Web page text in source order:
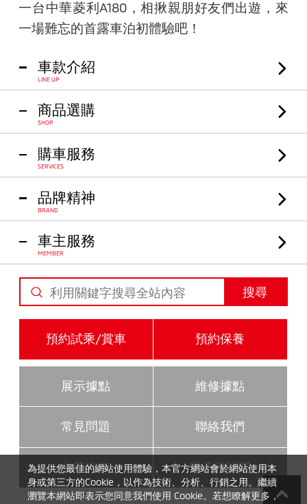
一台中華菱利A180，相揪親朋好友們出遊，來
一場難忘的首露車泊初體驗吧！
車款介紹
LINE UP
商品選購
SHOP
購車服務
SERVICES
品牌精神
BRAND
車主服務
MEMBER
搜尋
預約試乘/賞車 預約保養
展示據點 維修據點
常見問題 聯絡我們
中華汽車 電子報訂閱
為提供您最佳的網站使用體驗，本官方網站會於網站使用本
身或第三方的Cookie，以作為技術、分析、行銷之用。繼續
瀏覽本網站即表示您同意我們使用 Cookie。若想瞭解更多，